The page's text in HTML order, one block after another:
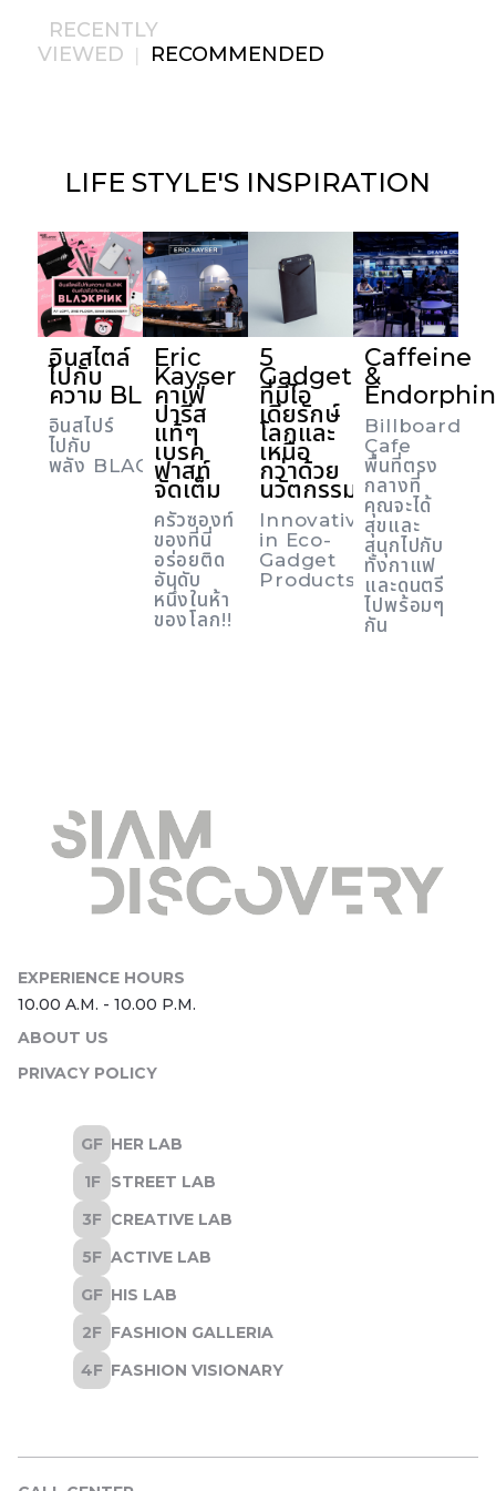
RECENTLY
VIEWED | RECOMMENDED
LIFE STYLE'S INSPIRATION
อินสไตล์
ไปกับ
ความ BLINK
อินสไปร์
ไปกับ
พลัง BLACKPINK
Eric
Kayser
คาเฟ่
ปารีส
แท้ๆ
เบรค
ฟาสท์
จัดเต็ม
ครัวซองท์
ของที่นี่
อร่อยติด
อันดับ
หนึ่งในห้า
ของโลก!!
5
Gadget
ที่มีไอ
เดียรักษ์
โลกและ
เหนือ
กว่าด้วย
นวัตกรรม
Innovative
in Eco-
Gadget
Products
Caffeine
&
Endorphin
Billboard
Cafe
พื้นที่ตรง
กลางที่
คุณจะได้
สุขและ
สนุกไปกับ
ทั้งกาแฟ
และดนตรี
ไปพร้อมๆ
กัน
ABOUT US
PRIVACY POLICY